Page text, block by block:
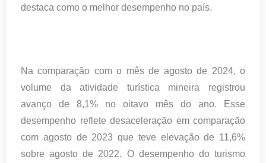
destaca como o melhor desempenho no país.
Na comparação com o mês de agosto de 2024, o
volume da atividade turística mineira registrou
avanço de 8,1% no oitavo mês do ano. Esse
desempenho reflete desaceleração em comparação
com agosto de 2023 que teve elevação de 11,6%
sobre agosto de 2022. O desempenho do turismo